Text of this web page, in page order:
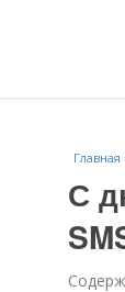
Главная
С